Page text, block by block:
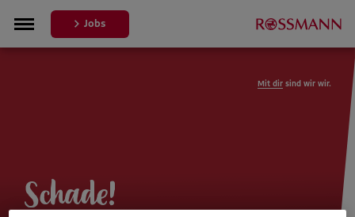
Jobs
Mit dir sind wir wir.
Schade!